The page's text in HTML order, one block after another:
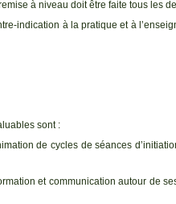
à niveau doit être faite tous les
indication à la pratique et à
sont :
de cycles de séances
et communication autour de